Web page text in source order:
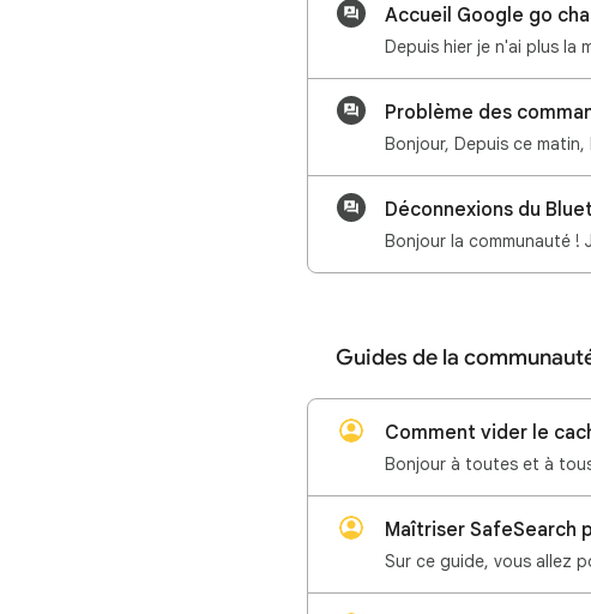
Accueil Google go
Depuis hier je n'ai plus la
Problème des
Déconnexions du
Guides de la
Comment vider le
Maîtriser SafeSearch